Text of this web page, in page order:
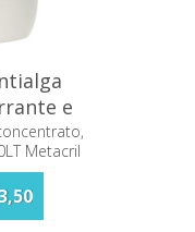
e
Metacril